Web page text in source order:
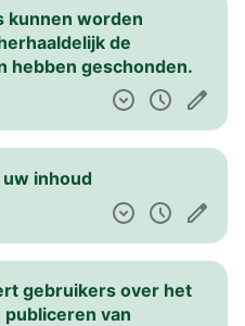
kunnen worden
de
hebben geschonden.
inhoud
gebruikers over het
van